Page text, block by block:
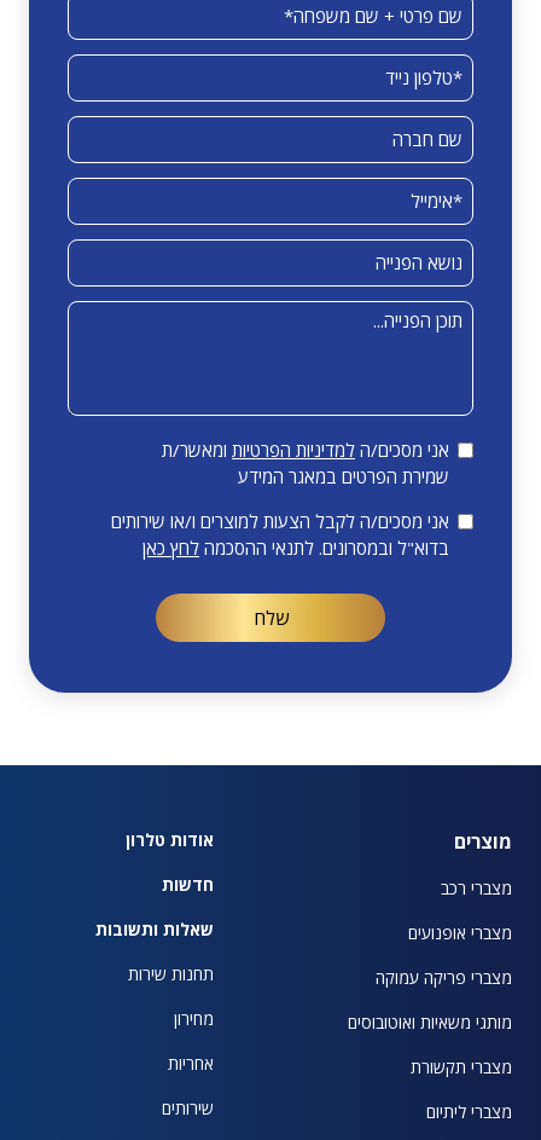
אני מסכים/ה למדיניות הפרטיות ומאשר/ת
שמירת הפרטים במאגר המידע
אני מסכים/ה לקבל הצעות למוצרים ו/או שירותים
בדוא"ל ובמסרונים. לתנאי ההסכמה לחץ כאן
מוצרים
מצברי רכב
מצברי אופנועים
מצברי פריקה עמוקה
מותגי משאיות ואוטובוסים
מצברי תקשורת
מצברי ליתיום
אודות טלרון
חדשות
שאלות ותשובות
תחנות שירות
מחירון
אחריות
שירותים